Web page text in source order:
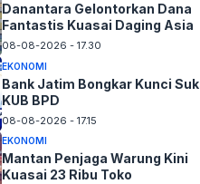
Danantara Gelontorkan Dana
Fantastis Kuasai Daging Asia
08-08-2026 - 17.30
EKONOMI
Bank Jatim Bongkar Kunci
KUB BPD
08-08-2026 - 17.15
EKONOMI
Mantan Penjaga Warung Kini
Kuasai 23 Ribu Toko